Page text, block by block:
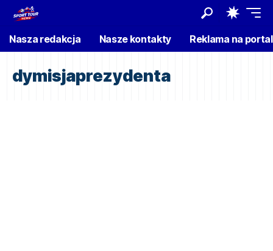
Nasza redakcja Nasze kontakty Reklama na
dymisjaprezydenta